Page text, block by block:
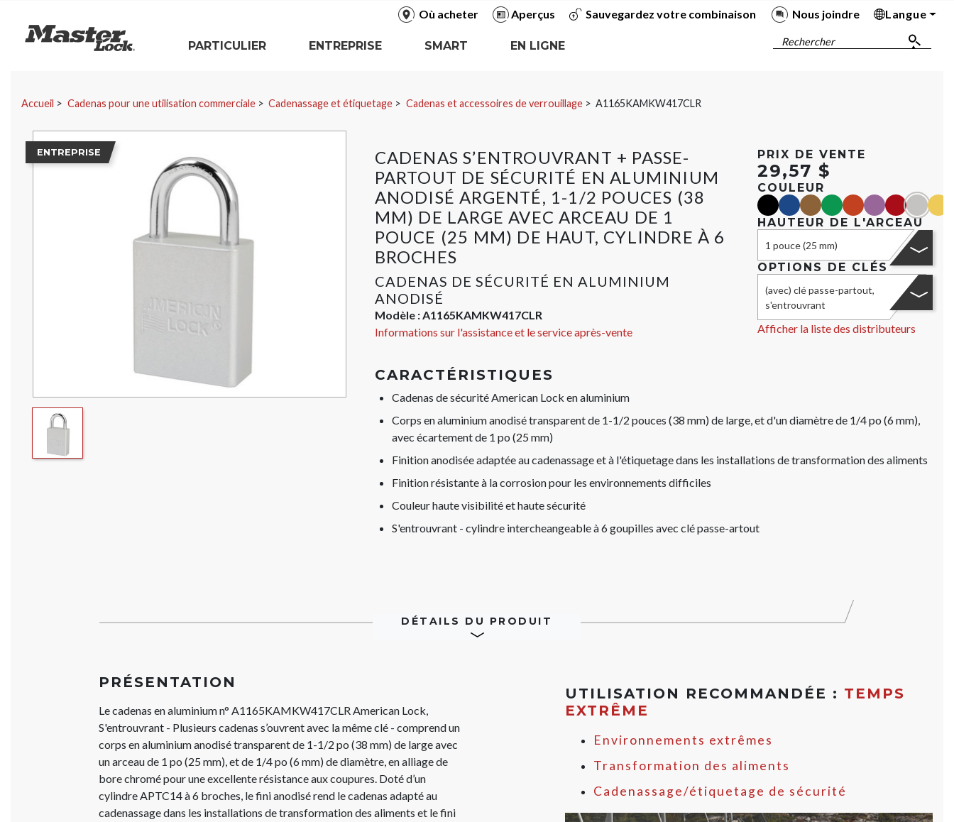
Où acheter Aperçus Sauvegardez votre combinaison Nous joindre
Langue
Master Lock
Rechercher
PARTICULIER
ENTREPRISE
SMART
EN LIGNE
Accueil Cadenas pour une utilisation commerciale Cadenassage et étiquetage Cadenas et accessoires de verrouillage A1165KAMKW417CLR
CADENAS S’ENTROUVRANT + PASSE-
PARTOUT DE SÉCURITÉ EN ALUMINIUM
ANODISÉ ARGENTÉ, 1-1/2 POUCES (38
MM) DE LARGE AVEC ARCEAU DE 1
POUCE (25 MM) DE HAUT, CYLINDRE À 6
BROCHES
CADENAS DE SÉCURITÉ EN ALUMINIUM
ANODISÉ
Modèle :A1165KAMKW417CLR
Informations sur l'assistance et le service après-vente
ENTREPRISE PRIX DE VENTE
29,57 $
COULEUR
blackblueMarrongreenorangepurplered Argent
HAUTEUR DE L'ARCEAU
1 pouce (25 mm)
OPTIONS DE CLÉS
(avec) clé passe-partout,
s'entrouvrant
Afficher la liste des distributeurs
CARACTÉRISTIQUES
Cadenas de sécurité American Lock en aluminium
Corps en aluminium anodisé transparent de 1-1/2 pouces (38 mm) de large, et d'un diamètre de 1/4 po (6 mm),
avec écartement de 1 po (25 mm)
Finition anodisée adaptée au cadenassage et à l'étiquetage dans les installations de transformation des aliments
Finition résistante à la corrosion pour les environnements difficiles
Couleur haute visibilité et haute sécurité
S'entrouvrant - cylindre intercheangeable à 6 goupilles avec clé passe-artout
DÉTAILS DU PRODUIT
PRÉSENTATION
Le cadenas en aluminium n° A1165KAMKW417CLR American Lock,
S'entrouvrant - Plusieurs cadenas s’ouvrent avec la même clé - comprend un
corps en aluminium anodisé transparent de 1-1/2 po (38 mm) de large avec
un arceau de 1 po (25 mm), et de 1/4 po (6 mm) de diamètre, en alliage de
bore chromé pour une excellente résistance aux coupures. Doté d’un
cylindre APTC14 à 6 broches, le fini anodisé rend le cadenas adapté au
cadenassage dans les installations de transformation des aliments et le fini
UTILISATION RECOMMANDÉE : TEMPS
EXTRÊME
Environnements extrêmes
Transformation des aliments
Cadenassage/étiquetage de sécurité